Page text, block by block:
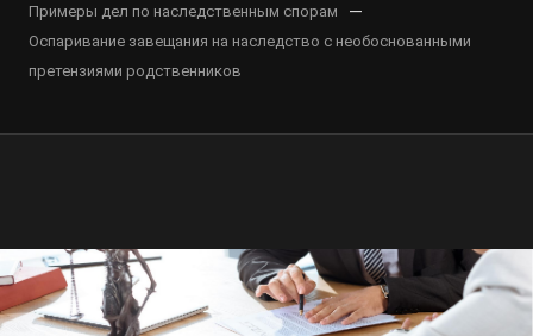
Примеры дел по наследственным спорам —
Оспаривание завещания на наследство с необоснованными
претензиями родственников